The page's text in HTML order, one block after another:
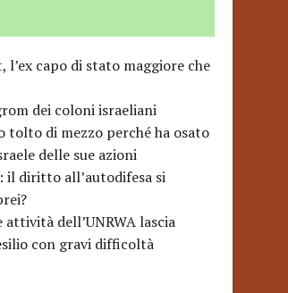
l’ex capo di stato maggiore che
dei coloni israeliani
tolto di mezzo perché ha osato
delle sue azioni
il diritto all’autodifesa si
attività dell’UNRWA lascia
con gravi difficoltà